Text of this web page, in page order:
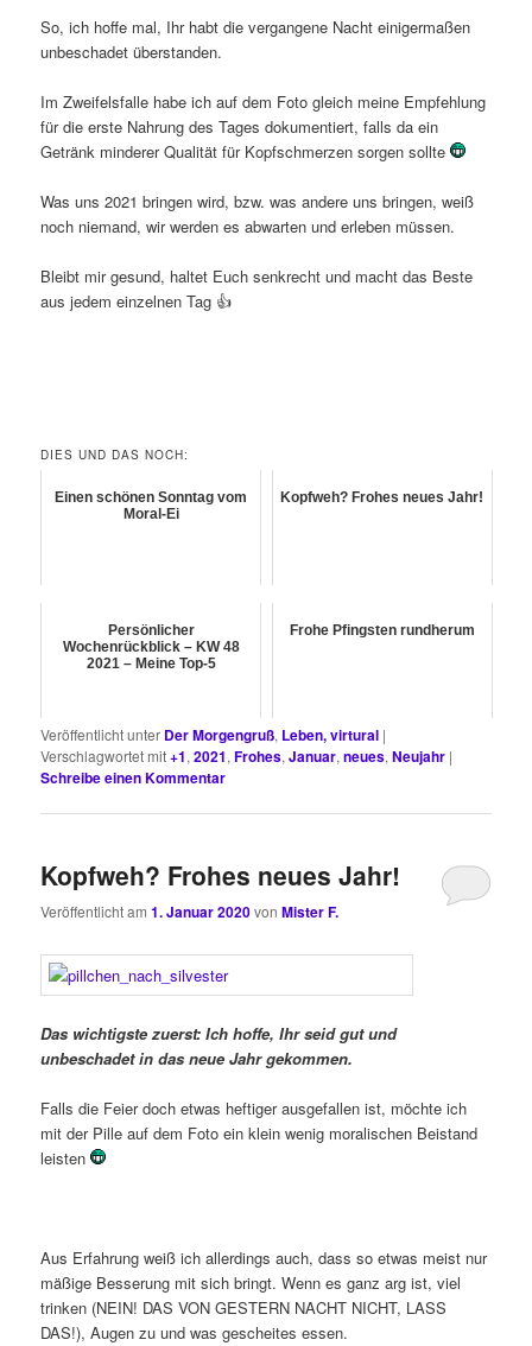
So, ich hoffe mal, Ihr habt die vergangene Nacht einigermaßen
unbeschadet überstanden.
Im Zweifelsfalle habe ich auf dem Foto gleich meine Empfehlung
für die erste Nahrung des Tages dokumentiert, falls da ein
Getränk minderer Qualität für Kopfschmerzen sorgen sollte
Was uns 2021 bringen wird, bzw. was andere uns bringen, weiß
noch niemand, wir werden es abwarten und erleben müssen.
Bleibt mir gesund, haltet Euch senkrecht und macht das Beste
aus jedem einzelnen Tag 👍
DIES UND DAS NOCH:
Einen schönen Sonntag vom
Moral-Ei
Kopfweh? Frohes neues Jahr!
Persönlicher
Wochenrückblick – KW 48
2021 – Meine Top-5
Frohe Pfingsten rundherum
Veröffentlicht unter Der Morgengruß, Leben, virtural |
Verschlagwortet mit+1,2021,Frohes,Januar,neues,Neujahr |
Schreibe einen Kommentar
Kopfweh? Frohes neues Jahr!
Veröffentlicht am1. Januar 2020vonMister F.
Das wichtigste zuerst: Ich hoffe, Ihr seid gut und
unbeschadet in das neue Jahr gekommen.
Falls die Feier doch etwas heftiger ausgefallen ist, möchte ich
mit der Pille auf dem Foto ein klein wenig moralischen Beistand
leisten
Aus Erfahrung weiß ich allerdings auch, dass so etwas meist nur
mäßige Besserung mit sich bringt. Wenn es ganz arg ist, viel
trinken (NEIN! DAS VON GESTERN NACHT NICHT, LASS
DAS!), Augen zu und was gescheites essen.